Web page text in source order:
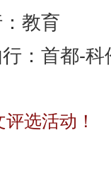
教育
：首都-科
选活动！